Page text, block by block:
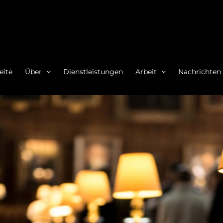
Über Dienstleistungen Arbeit Nachrichten